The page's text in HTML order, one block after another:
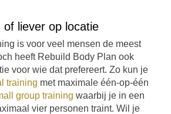
of liever op locatie
is voor veel mensen de meest
heeft Rebuild Body Plan ook
voor wie dat prefereert. Zo kun je
training met maximale één-op-één
group training waarbij je in een
vier personen traint. Wil je